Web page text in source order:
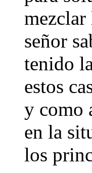
señor
tenido
estos
y como
en la
los